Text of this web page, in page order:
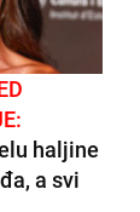
haljine
a svi